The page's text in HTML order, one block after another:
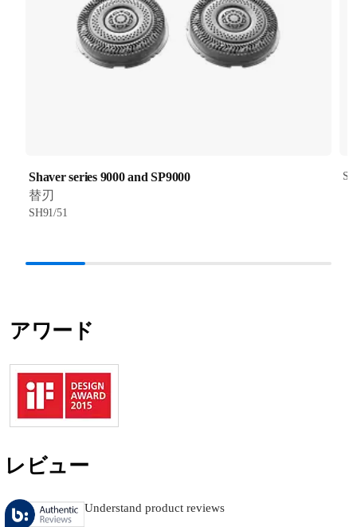
Shaver series 9000 and SP9000
替刃
SH91/51
アワード
レビュー
Understand product reviews